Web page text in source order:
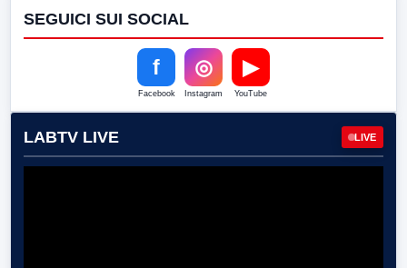
SEGUICI SUI SOCIAL
f
Facebook
◎
Instagram
▶
YouTube
LABTV LIVE LIVE